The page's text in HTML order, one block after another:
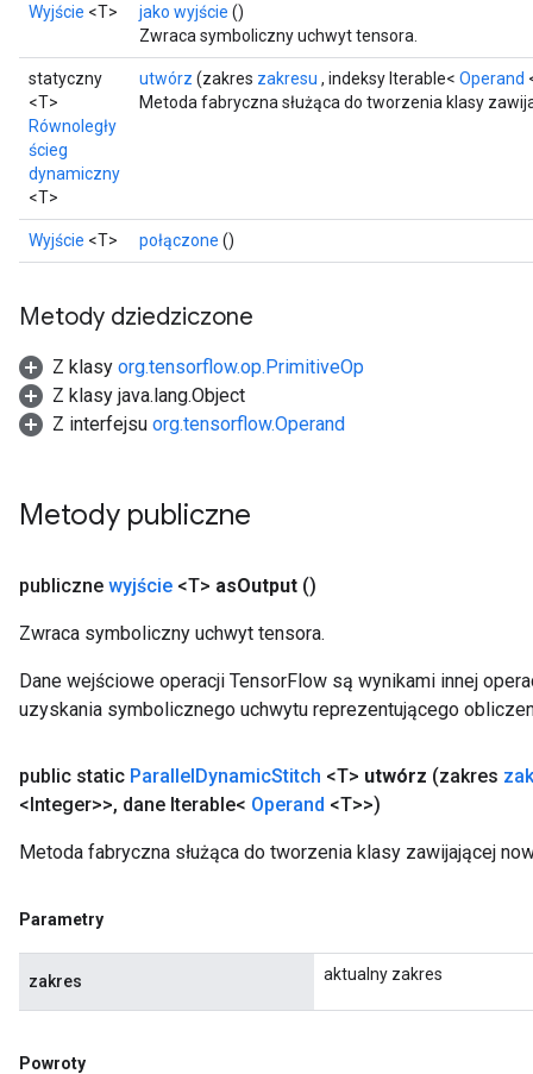
Wyjście <T> jako wyjście ()
Zwraca symboliczny uchwyt tensora.
statyczny
<T>
Równoległy
ścieg
dynamiczny
<T>
utwórz (zakres zakresu , indeksy Iterable< Operand
Metoda fabryczna służąca do tworzenia klasy
Wyjście <T> połączone ()
Metody dziedziczone
Z klasy org.tensorflow.op.PrimitiveOp
Z klasy java.lang.Object
Z interfejsu org.tensorflow.Operand
Metody publiczne
publiczne wyjście <T> asOutput ()
Zwraca symboliczny uchwyt tensora.
Dane wejściowe operacji TensorFlow są wynikami innej
uzyskania symbolicznego uchwytu reprezentującego
public static ParallelDynamicStitch <T> utwórz (zakres
<Integer>>, dane Iterable< Operand <T>>)
Metoda fabryczna służąca do tworzenia klasy zawijającej
Parametry
zakres aktualny zakres
Powroty